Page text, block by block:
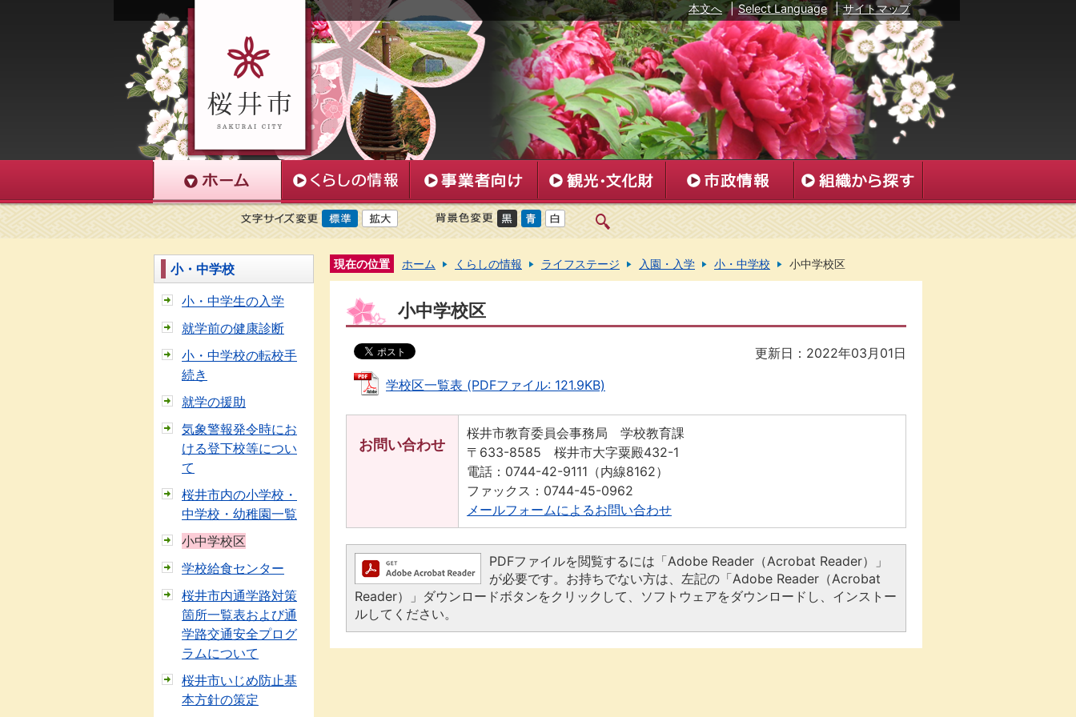
本文へ | Select Language | サイトマップ
小・中学校
小・中学生の入学
就学前の健康診断
小・中学校の転校手
続き
就学の援助
気象警報発令時にお
ける登下校等につい
て
桜井市内の小学校・
中学校・幼稚園一覧
小中学校区
学校給食センター
桜井市内通学路対策
箇所一覧表および通
学路交通安全プログ
ラムについて
桜井市いじめ防止基
本方針の策定
現在の位置 ホーム くらしの情報 ライフステージ 入園・入学 小・中学校 小中学校区
小中学校区
更新日：2022年03月01日
学校区一覧表 (PDFファイル: 121.9KB)
お問い合わせ
桜井市教育委員会事務局 学校教育課
〒633-8585 桜井市大字粟殿432-1
電話：0744-42-9111（内線8162）
ファックス：0744-45-0962
メールフォームによるお問い合わせ
PDFファイルを閲覧するには「Adobe Reader（Acrobat Reader）」
が必要です。お持ちでない方は、左記の「Adobe Reader（Acrobat
Reader）」ダウンロードボタンをクリックして、ソフトウェアをダウンロードし、インストー
ルしてください。